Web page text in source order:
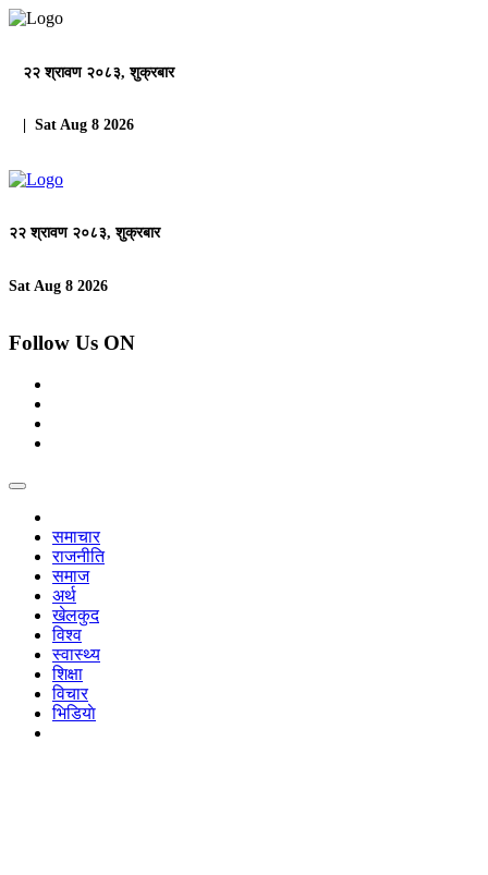
२२ श्रावण २०८३, शुक्रबार
| Sat Aug 8 2026
२२ श्रावण २०८३, शुक्रबार
Sat Aug 8 2026
Follow Us ON
समाचार
राजनीति
समाज
अर्थ
खेलकुद
विश्व
स्वास्थ्य
शिक्षा
विचार
भिडियाे